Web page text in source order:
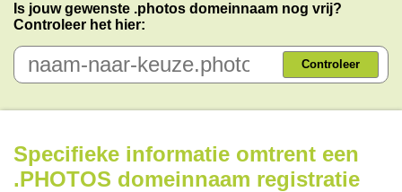
Is jouw gewenste .photos domeinnaam nog vrij?
Controleer het hier:
Controleer
Specifieke informatie omtrent een
.PHOTOS domeinnaam registratie